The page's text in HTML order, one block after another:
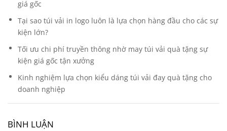
giá gốc
Tại sao túi vải in logo luôn là lựa chọn hàng đầu cho các sự
kiện lớn?
Tối ưu chi phí truyền thông nhờ may túi vải quà tặng sự
kiện giá gốc tận xưởng
Kinh nghiệm lựa chọn kiểu dáng túi vải đay quà tặng cho
doanh nghiệp
BÌNH LUẬN